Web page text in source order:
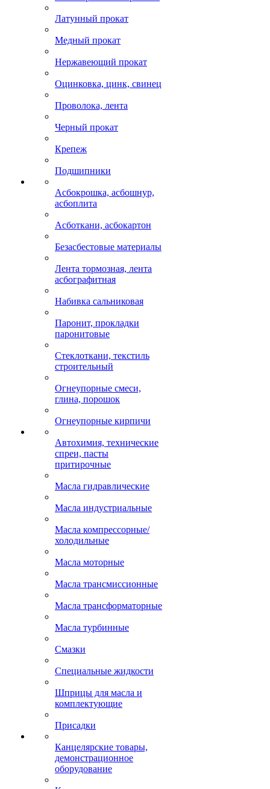
Латунный прокат
Медный прокат
Нержавеющий прокат
Оцинковка, цинк, свинец
Проволока, лента
Черный прокат
Крепеж
Подшипники
Асбокрошка, асбошнур,
асбоплита
Асботкани, асбокартон
Безасбестовые материалы
Лента тормозная, лента
асбографитная
Набивка сальниковая
Паронит, прокладки
паронитовые
Стеклоткани, текстиль
строительный
Огнеупорные смеси,
глина, порошок
Огнеупорные кирпичи
Автохимия, технические
спреи, пасты
притирочные
Масла гидравлические
Масла индустриальные
Масла компрессорные/
холодильные
Масла моторные
Масла трансмиссионные
Масла трансформаторные
Масла турбинные
Смазки
Специальные жидкости
Шприцы для масла и
комплектующие
Присадки
Канцелярские товары,
демонстрационное
оборудование